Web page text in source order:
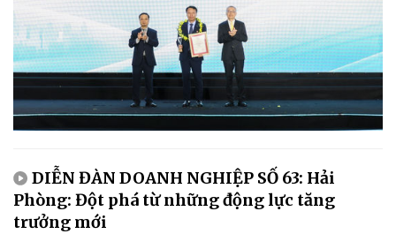
DIỄN ĐÀN DOANH NGHIỆP SỐ 63: Hải
Phòng: Đột phá từ những động lực tăng
trưởng mới